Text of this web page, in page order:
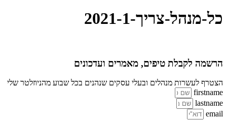
כל-מנהל-צריך-2021-1
הרשמה לקבלת טיפים, מאמרים ועדכונים
הצטרף לעשרות מנהלים ובעלי עסקים שנהנים בכל שבוע מהניוזלטר שלי
firstname
lastname
email